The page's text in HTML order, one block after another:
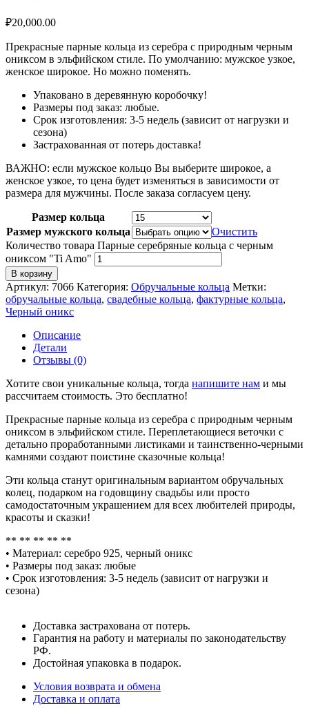
₽20,000.00
Прекрасные парные кольца из серебра с природным черным
ониксом в эльфийском стиле. По умолчанию: мужское узкое,
женское широкое. Но можно поменять.
Упаковано в деревянную коробочку!
Размеры под заказ: любые.
Срок изготовления: 3-5 недель (зависит от нагрузки и
сезона)
Застрахованная от потерь доставка!
ВАЖНО: если мужское кольцо Вы выберите широкое, а
женское узкое, то цена будет изменяться в зависимости от
размера для мужчины. После заказа согласуем цену.
Размер кольца
Размер мужского кольца
Очистить
Количество товара Парные серебряные кольца с черным
ониксом "Ti Amo"
В корзину
Артикул: 7066 Категория: Обручальные кольца Метки:
обручальные кольца, свадебные кольца, фактурные кольца,
Черный оникс
Описание
Детали
Отзывы (0)
Хотите свои уникальные кольца, тогда напишите нам и мы
рассчитаем стоимость. Это бесплатно!
Прекрасные парные кольца из серебра с природным черным
ониксом в эльфийском стиле. Переплетающиеся веточки с
детально проработанными листиками и таинственно-черными
камнями создают поистине сказочные кольца!
Эти кольца станут оригинальным вариантом обручальных
колец, подарком на годовщину свадьбы или просто
самодостаточным украшением для всех любителей природы,
красоты и сказки!
** ** ** ** **
• Материал: серебро 925, черный оникс
• Размеры под заказ: любые
• Срок изготовления: 3-5 недель (зависит от нагрузки и
сезона)
Доставка застрахована от потерь.
Гарантия на работу и материалы по законодательству
РФ.
Достойная упаковка в подарок.
Условия возврата и обмена
Доставка и оплата